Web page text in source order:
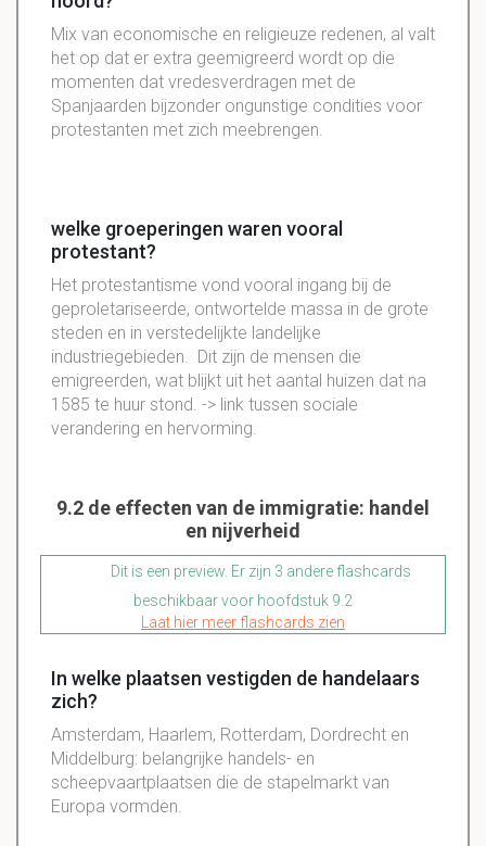
Mix van economische en religieuze redenen, al valt
het op dat er extra geemigreerd wordt op die
momenten dat vredesverdragen met de
Spanjaarden bijzonder ongunstige condities voor
protestanten met zich meebrengen.
welke groeperingen waren vooral
protestant?
Het protestantisme vond vooral ingang bij de
geproletariseerde, ontwortelde massa in de grote
steden en in verstedelijkte landelijke
industriegebieden. Dit zijn de mensen die
emigreerden, wat blijkt uit het aantal huizen dat na
1585 te huur stond. -> link tussen sociale
verandering en hervorming.
9.2 de effecten van de immigratie: handel
en nijverheid
Dit is een preview. Er zijn 3 andere flashcards
beschikbaar voor hoofdstuk 9.2
Laat hier meer flashcards zien
In welke plaatsen vestigden de handelaars
zich?
Amsterdam, Haarlem, Rotterdam, Dordrecht en
Middelburg: belangrijke handels- en
scheepvaartplaatsen die de stapelmarkt van
Europa vormden.